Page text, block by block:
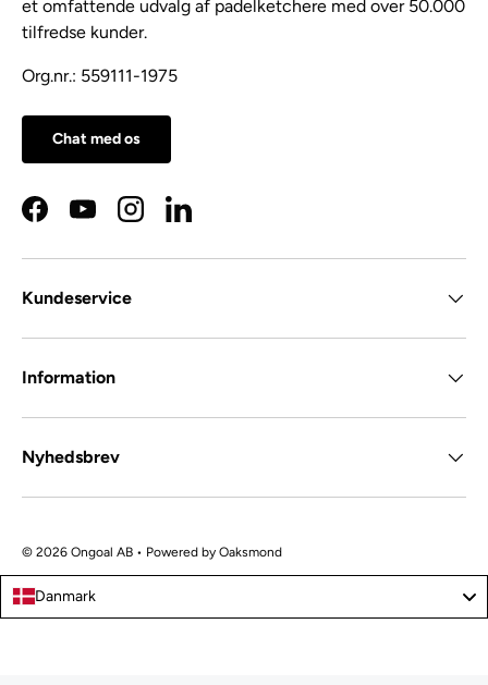
et omfattende udvalg af padelketchere med over 50.000
tilfredse kunder.
Org.nr.: 559111-1975
Chat med os
FacebookYouTubeInstagramLinkedIn
Kundeservice
Information
Nyhedsbrev
© 2026 Ongoal AB • Powered by Oaksmond
Danmark